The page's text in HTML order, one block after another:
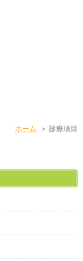
ホーム ＞ 診療項目